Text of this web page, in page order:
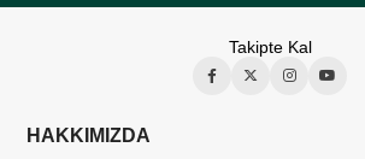
Takipte Kal
HAKKIMIZDA